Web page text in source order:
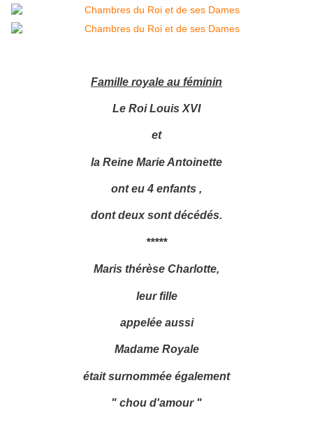
Famille royale au féminin
Le Roi Louis XVI
et
la Reine Marie Antoinette
ont eu 4 enfants ,
dont deux sont décédés.
*****
Maris thérèse Charlotte,
leur fille
appelée aussi
Madame Royale
était surnommée également
" chou d'amour "